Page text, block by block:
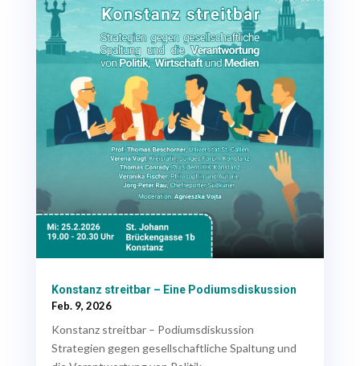
Konstanz streitbar – Eine Podiumsdiskussion
Feb. 9, 2026
Konstanz streitbar – Podiumsdiskussion
Strategien gegen gesellschaftliche Spaltung und